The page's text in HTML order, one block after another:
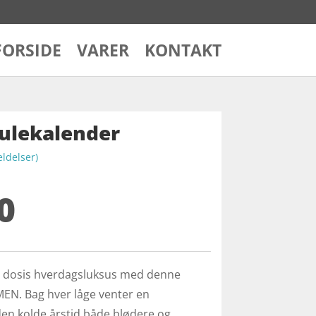
VARER KONTAKT
hverdagsluksus med denne
Bag hver låge venter en